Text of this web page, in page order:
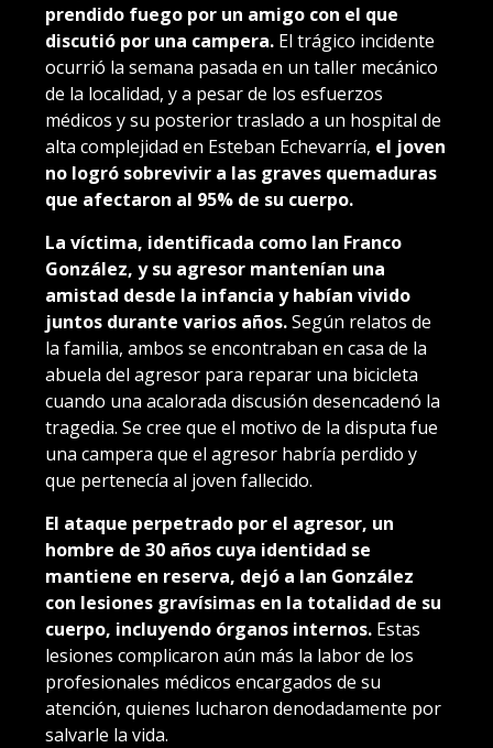
prendido fuego por un amigo con el que
discutió por una campera. El trágico incidente
ocurrió la semana pasada en un taller mecánico
de la localidad, y a pesar de los esfuerzos
médicos y su posterior traslado a un hospital de
alta complejidad en Esteban Echevarría, el joven
no logró sobrevivir a las graves quemaduras
que afectaron al 95% de su cuerpo.
La víctima, identificada como Ian Franco
González, y su agresor mantenían una
amistad desde la infancia y habían vivido
juntos durante varios años.Según relatos de
la familia, ambos se encontraban en casa de la
abuela del agresor para reparar una bicicleta
cuando una acalorada discusión desencadenó la
tragedia. Se cree que el motivo de la disputa fue
una campera que el agresor habría perdido y
que pertenecía al joven fallecido.
El ataque perpetrado por el agresor, un
hombre de 30 años cuya identidad se
mantiene en reserva, dejó a Ian González
con lesiones gravísimas en la totalidad de su
cuerpo, incluyendo órganos internos. Estas
lesiones complicaron aún más la labor de los
profesionales médicos encargados de su
atención, quienes lucharon denodadamente por
salvarle la vida.